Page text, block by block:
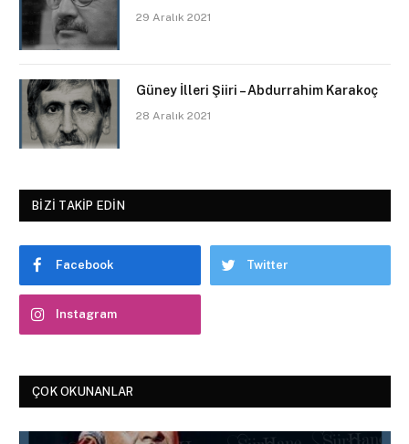
29 Aralık 2021
Güney İlleri Şiiri – Abdurrahim Karakoç
28 Aralık 2021
BIZI TAKIP EDIN
Facebook Twitter
Instagram
ÇOK OKUNANLAR